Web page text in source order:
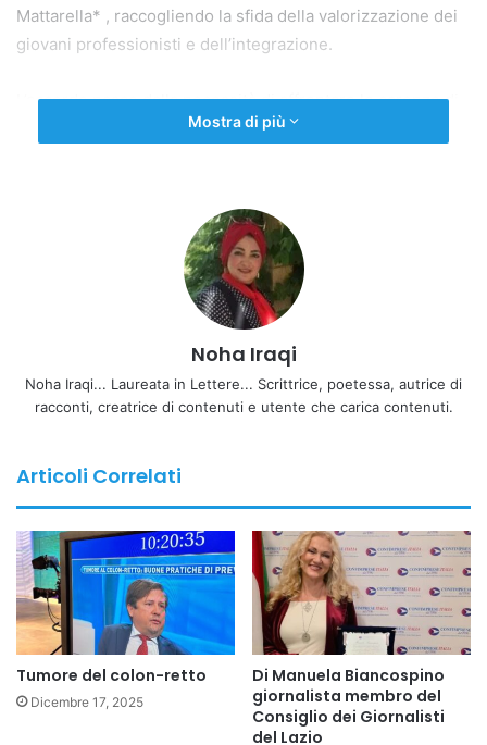
Mattarella* , raccogliendo la sfida della valorizzazione dei
giovani professionisti e dell’integrazione.
L’accordo nasce dalla necessità di affrontare le carenze di
personale del Servizio Sanitario Nazionale attraverso
garantire che l’ingresso nel mondo del lavoro avvenga
secondo percorsi regolati dagli Ordini professionali,
trasparenti e coerenti con la normativa vigente, ponendo
fine a deroghe che non permettono agli Enti preposti di
controllare i requisiti dei professionisti e di conseguenza
di assicurare qualità delle cure ai pazienti.
“Siamo profondamente orgogliosi di questa firma –
Scienze Infermieristiche all’Università di Tor Vergata – che
collaborazione interprofessionale. Questo Protocollo
d’intesa rappresenta un passo decisivo verso la legalità, i
diritti e la cooperazione internazionale nel settore
sanitario. La sanità italiana vanta professionisti di immenso
valore e gli infermieri, in particolare, sono richiesti in tutto
il mondo per la loro competenza, umanità e dedizione al
servizio delle persone assistite”.
Mostra di più
Noha Iraqi
Noha Iraqi... Laureata in Lettere... Scrittrice, poetessa, autrice di
racconti, creatrice di contenuti e utente che carica contenuti.
Articoli Correlati
Tumore del colon-retto
Dicembre 17, 2025
Di Manuela Biancospino
giornalista membro del
Consiglio dei Giornalisti
del Lazio